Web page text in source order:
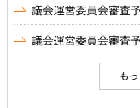
議会運営委員会審査
議会運営委員会審査
も